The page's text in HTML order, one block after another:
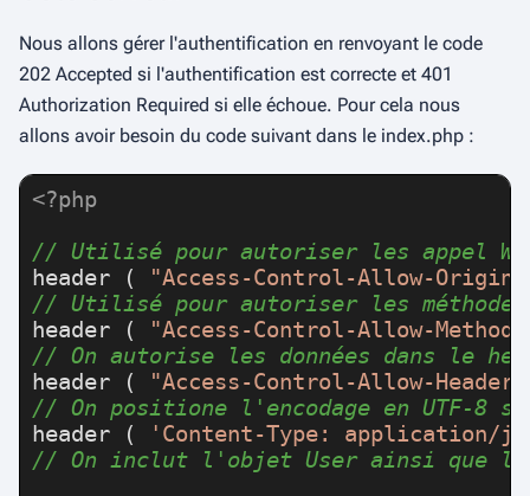
Nous allons gérer l'authentification en renvoyant le code
202 Accepted si l'authentification est correcte et 401
Authorization Required si elle échoue. Pour cela nous
allons avoir besoin du code suivant dans le index.php :
<?php
// Utilisé pour autoriser les appel
header (
"Access-Control-Allow-
// Utilisé pour autoriser les méthodes
header (
"Access-Control-Allow-
// On autorise les données dans le
header (
"Access-Control-Allow-
// On positione l'encodage en UTF-8
header (
'Content-Type: application/
// On inclut l'objet User ainsi que les